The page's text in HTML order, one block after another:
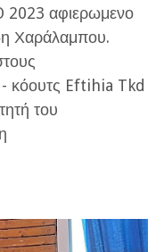
2023 αφιερωμενο
Χαράλαμπου.
- κόουτς Eftihia Tkd
του